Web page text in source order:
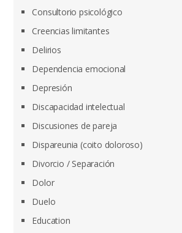
Consultorio psicológico
Creencias limitantes
Delirios
Dependencia emocional
Depresión
Discapacidad intelectual
Discusiones de pareja
Dispareunia (coito doloroso)
Divorcio / Separación
Dolor
Duelo
Education